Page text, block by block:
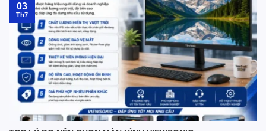
03
Th7